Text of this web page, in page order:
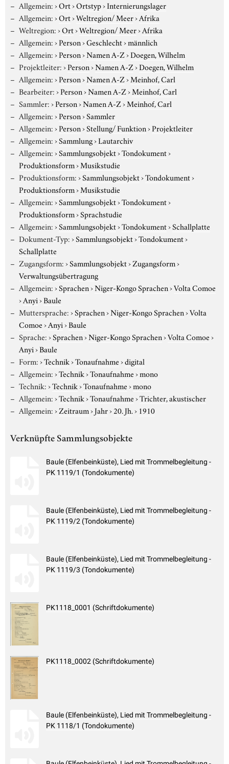
Allgemein:›Ort›Ortstyp›Internierungslager
Allgemein:›Ort›Weltregion/ Meer›Afrika
Weltregion:›Ort›Weltregion/ Meer›Afrika
Allgemein:›Person›Geschlecht›männlich
Allgemein:›Person›Namen A-Z›Doegen, Wilhelm
Projektleiter:›Person›Namen A-Z›Doegen, Wilhelm
Allgemein:›Person›Namen A-Z›Meinhof, Carl
Bearbeiter:›Person›Namen A-Z›Meinhof, Carl
Sammler:›Person›Namen A-Z›Meinhof, Carl
Allgemein:›Person›Sammler
Allgemein:›Person›Stellung/ Funktion›Projektleiter
Allgemein:›Sammlung›Lautarchiv
Allgemein:›Sammlungsobjekt›Tondokument›
Produktionsform›Musikstudie
Produktionsform:›Sammlungsobjekt›Tondokument›
Produktionsform›Musikstudie
Allgemein:›Sammlungsobjekt›Tondokument›
Produktionsform›Sprachstudie
Allgemein:›Sammlungsobjekt›Tondokument›Schallplatte
Dokument-Typ:›Sammlungsobjekt›Tondokument›
Schallplatte
Zugangsform:›Sammlungsobjekt›Zugangsform›
Verwaltungsübertragung
Allgemein:›Sprachen›Niger-Kongo Sprachen›Volta Comoe
›Anyi›Baule
Muttersprache:›Sprachen›Niger-Kongo Sprachen›Volta
Comoe›Anyi›Baule
Sprache:›Sprachen›Niger-Kongo Sprachen›Volta Comoe›
Anyi›Baule
Form:›Technik›Tonaufnahme›digital
Allgemein:›Technik›Tonaufnahme›mono
Technik:›Technik›Tonaufnahme›mono
Allgemein:›Technik›Tonaufnahme›Trichter, akustischer
Allgemein:›Zeitraum›Jahr›20. Jh.› 1910
Verknüpfte Sammlungsobjekte
Baule (Elfenbeinküste), Lied mit Trommelbegleitung -
PK 1119/1 (Tondokumente)
Baule (Elfenbeinküste), Lied mit Trommelbegleitung -
PK 1119/2 (Tondokumente)
Baule (Elfenbeinküste), Lied mit Trommelbegleitung -
PK 1119/3 (Tondokumente)
PK1118_0001 (Schriftdokumente)
PK1118_0002 (Schriftdokumente)
Baule (Elfenbeinküste), Lied mit Trommelbegleitung -
PK 1118/1 (Tondokumente)